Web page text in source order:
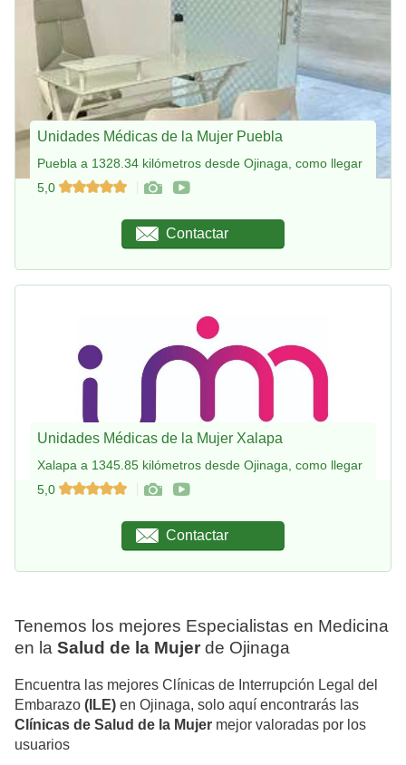
Unidades Médicas de la Mujer Puebla
Puebla a 1328.34 kilómetros desde Ojinaga, como llegar
5,0
Contactar
Unidades Médicas de la Mujer Xalapa
Xalapa a 1345.85 kilómetros desde Ojinaga, como llegar
5,0
Contactar
Tenemos los mejores Especialistas en Medicina
en la Salud de la Mujer de Ojinaga
Encuentra las mejores Clínicas de Interrupción Legal del
Embarazo (ILE) en Ojinaga, solo aquí encontrarás las
Clínicas de Salud de la Mujer mejor valoradas por los
usuarios